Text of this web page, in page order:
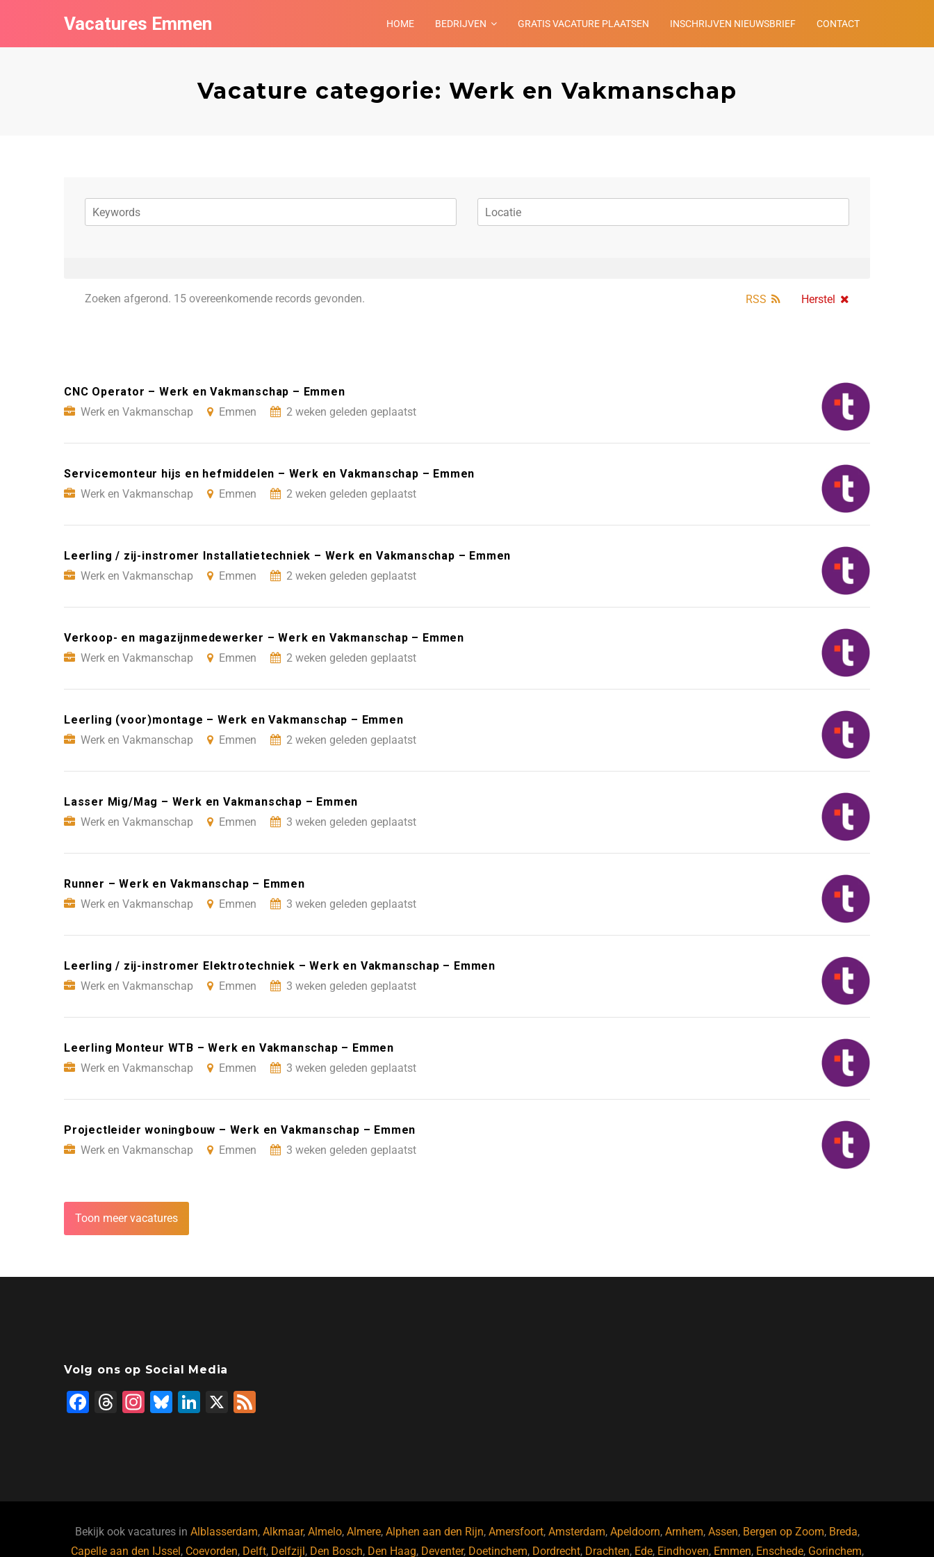
Vacatures Emmen HOME BEDRIJVEN GRATIS VACATURE PLAATSEN INSCHRIJVEN NIEUWSBRIEF CONTACT
Vacature categorie: Werk en Vakmanschap
Zoeken afgerond. 15 overeenkomende records gevonden. Herstel
RSS
CNC Operator – Werk en Vakmanschap – Emmen
Werk en Vakmanschap
Emmen 2 weken geleden geplaatst
Servicemonteur hijs en hefmiddelen – Werk en Vakmanschap – Emmen
Werk en Vakmanschap
Emmen 2 weken geleden geplaatst
Leerling / zij-instromer Installatietechniek – Werk en Vakmanschap – Emmen
Werk en Vakmanschap
Emmen 2 weken geleden geplaatst
Verkoop- en magazijnmedewerker – Werk en Vakmanschap – Emmen
Werk en Vakmanschap
Emmen 2 weken geleden geplaatst
Leerling (voor)montage – Werk en Vakmanschap – Emmen
Werk en Vakmanschap
Emmen 2 weken geleden geplaatst
Lasser Mig/Mag – Werk en Vakmanschap – Emmen
Werk en Vakmanschap
Emmen 3 weken geleden geplaatst
Runner – Werk en Vakmanschap – Emmen
Werk en Vakmanschap
Emmen 3 weken geleden geplaatst
Leerling / zij-instromer Elektrotechniek – Werk en Vakmanschap – Emmen
Werk en Vakmanschap
Emmen 3 weken geleden geplaatst
Leerling Monteur WTB – Werk en Vakmanschap – Emmen
Werk en Vakmanschap
Emmen 3 weken geleden geplaatst
Projectleider woningbouw – Werk en Vakmanschap – Emmen
Werk en Vakmanschap
Emmen 3 weken geleden geplaatst
Toon meer vacatures
Volg ons op Social Media
F
o
T
In Bl
Li
X
Bekijk ook vacatures in Alblasserdam, Alkmaar, Almelo, Almere, Alphen aan den Rijn, Amersfoort, Amsterdam, Apeldoorn, Arnhem, Assen, Bergen op Zoom, Breda,
Capelle aan den IJssel , Coevorden, Delft, Delfzijl , Den Bosch, Den Haag, Deventer, Doetinchem, Dordrecht, Drachten, Ede, Eindhoven, Emmen, Enschede, Gorinchem,